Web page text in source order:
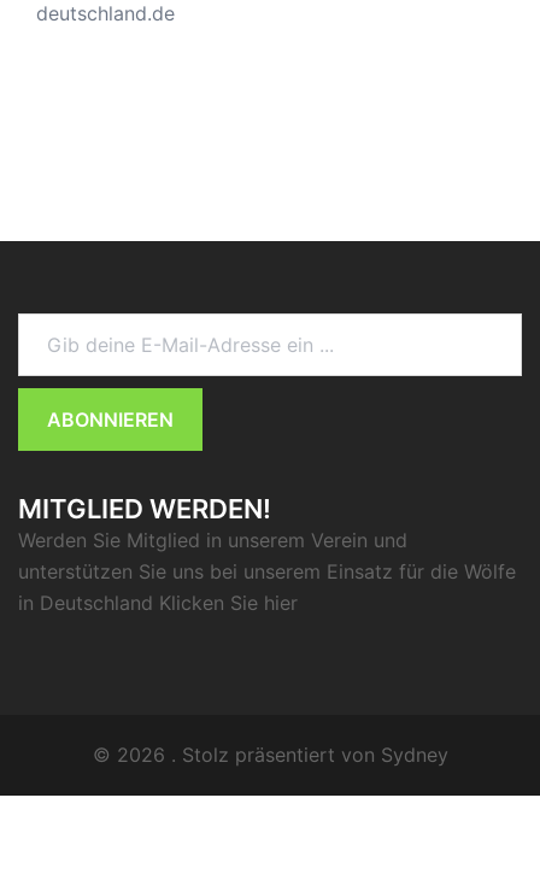
deutschland.de
Gib deine E-Mail-Adresse ein ...
ABONNIEREN
MITGLIED WERDEN!
Werden Sie Mitglied in unserem Verein und
unterstützen Sie uns bei unserem Einsatz für die Wölfe
in Deutschland Klicken Sie hier
© 2026 . Stolz präsentiert von Sydney